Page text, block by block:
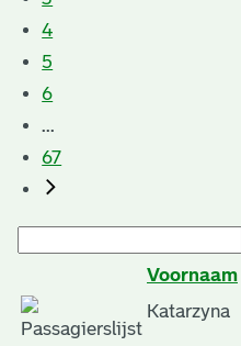
4
5
6
...
67
Voornaam
Katarzyna